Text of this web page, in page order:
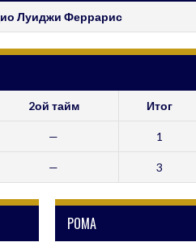
Луиджи Феррарис
2ой тайм Итог
— 1
— 3
РОМА